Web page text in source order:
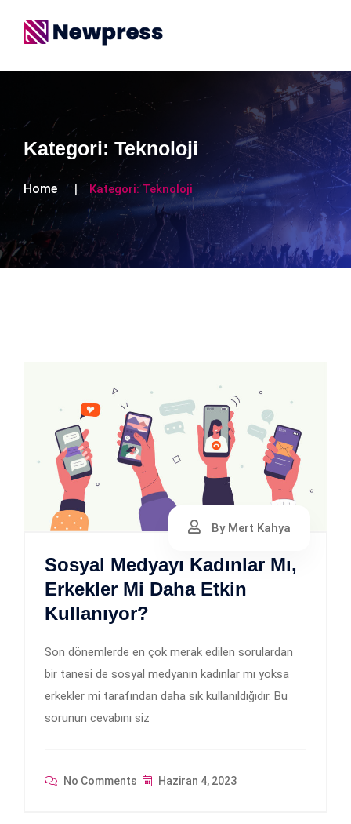
Kategori: Teknoloji
Home Kategori:Teknoloji
By Mert Kahya
Sosyal Medyayı Kadınlar Mı,
Erkekler Mi Daha Etkin
Kullanıyor?
Son dönemlerde en çok merak edilen sorulardan
bir tanesi de sosyal medyanın kadınlar mı yoksa
erkekler mi tarafından daha sık kullanıldığıdır. Bu
sorunun cevabını siz
No Comments Haziran 4, 2023